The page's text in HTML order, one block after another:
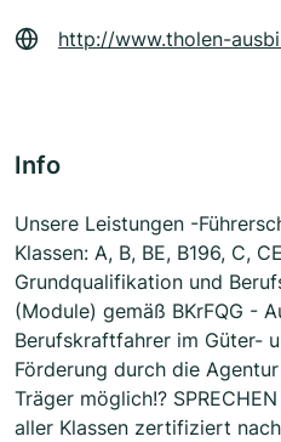
http://www.tholen-
Info
Unsere Leistungen -
Klassen: A, B, BE, B196, C,
Grundqualifikation und
(Module) gemäß BKrFQG -
Berufskraftfahrer im Güter-
Förderung durch die
Träger möglich!?
aller Klassen zertifiziert